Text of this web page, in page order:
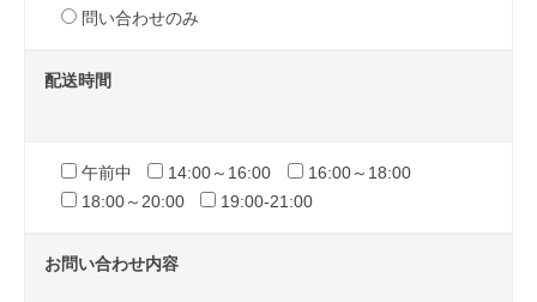
問い合わせのみ
配送時間
午前中 14:00～16:00
16:00～18:00
18:00～20:00
19:00-21:00
お問い合わせ内容